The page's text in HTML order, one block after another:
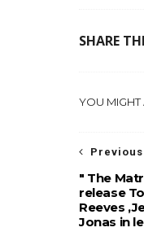
SHARE
YOU MIGHT
Previous
" The
release
Reeves
Jonas in